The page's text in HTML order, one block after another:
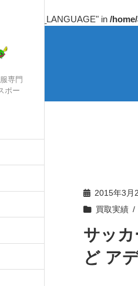
in /
専門
ポー
2015年3月
買取実績
サッ
ど ア